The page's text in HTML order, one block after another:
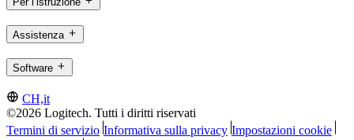
Assistenza
Software
CH,it
©2026 Logitech. Tutti i diritti riservati
Termini di servizio Informativa sulla privacy Impostazioni cookie